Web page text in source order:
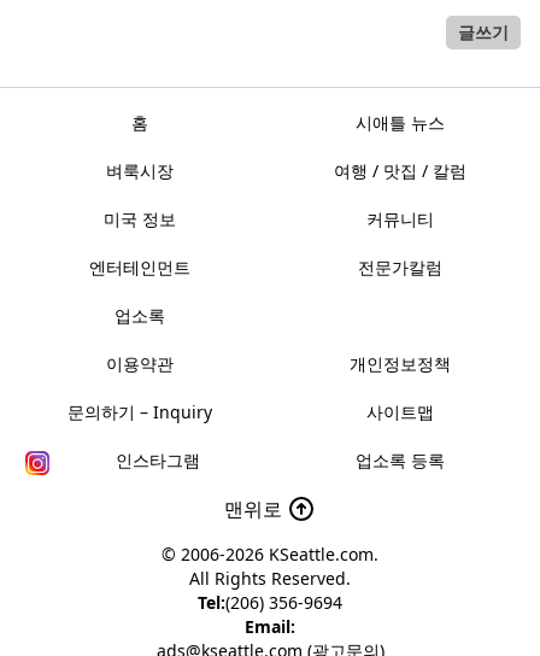
글쓰기
홈 시애틀 뉴스
벼룩시장 여행 / 맛집 / 칼럼
미국 정보 커뮤니티
엔터테인먼트 전문가칼럼
업소록
이용약관 개인정보정책
문의하기 – Inquiry 사이트맵
인스타그램 업소록 등록
맨위로
© 2006-2026 KSeattle.com.
All Rights Reserved.
Tel:(206) 356-9694
Email:
ads@kseattle.com (광고문의)